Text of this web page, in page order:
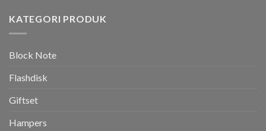
KATEGORI PRODUK
Block Note
Flashdisk
Giftset
Hampers